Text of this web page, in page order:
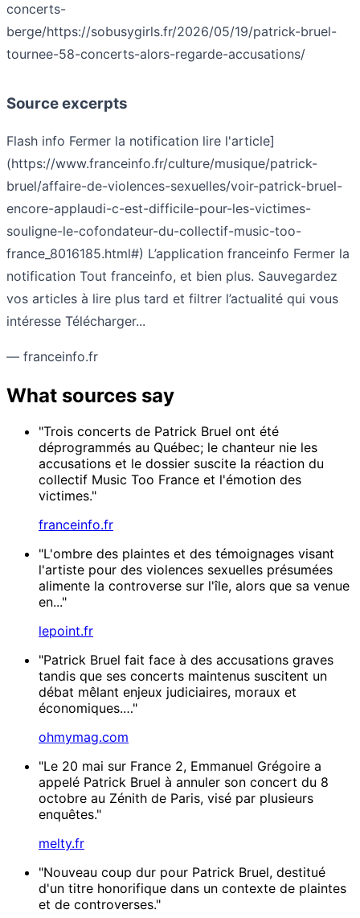
concerts-
berge/https://sobusygirls.fr/2026/05/19/patrick-bruel-
tournee-58-concerts-alors-regarde-accusations/
Source excerpts
Flash info Fermer la notification lire l'article]
(https://www.franceinfo.fr/culture/musique/patrick-
bruel/affaire-de-violences-sexuelles/voir-patrick-bruel-
encore-applaudi-c-est-difficile-pour-les-victimes-
souligne-le-cofondateur-du-collectif-music-too-
france_8016185.html#) L’application franceinfo Fermer la
notification Tout franceinfo, et bien plus. Sauvegardez
vos articles à lire plus tard et filtrer l’actualité qui vous
intéresse Télécharger...
— franceinfo.fr
What sources say
"Trois concerts de Patrick Bruel ont été
déprogrammés au Québec; le chanteur nie les
accusations et le dossier suscite la réaction du
collectif Music Too France et l'émotion des
victimes."
franceinfo.fr
"L'ombre des plaintes et des témoignages visant
l'artiste pour des violences sexuelles présumées
alimente la controverse sur l'île, alors que sa venue
en..."
lepoint.fr
"Patrick Bruel fait face à des accusations graves
tandis que ses concerts maintenus suscitent un
débat mêlant enjeux judiciaires, moraux et
économiques.…"
ohmymag.com
"Le 20 mai sur France 2, Emmanuel Grégoire a
appelé Patrick Bruel à annuler son concert du 8
octobre au Zénith de Paris, visé par plusieurs
enquêtes."
melty.fr
"Nouveau coup dur pour Patrick Bruel, destitué
d'un titre honorifique dans un contexte de plaintes
et de controverses."